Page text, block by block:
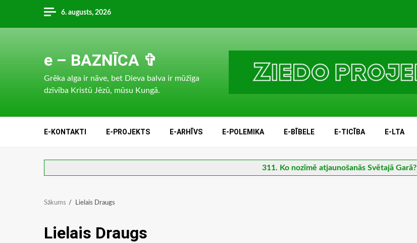
content
6. augusts, 2026
e – BAZNĪCA ✞
Grēka alga ir nāve, bet Dieva balva ir mūžīga
dzīvība Kristū Jēzū, mūsu Kungā.
E-KONTAKTI E-PROJEKTS E-ARHĪVS E-POLEMIKA E-BĪBELE E-TICĪBA E-LTA
311. Ko nozīmē atjaunošanās Svētajā Garā?
Sākums Lielais Draugs
Lielais Draugs